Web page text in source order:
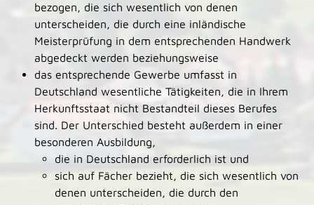
bezogen, die sich wesentlich von denen
unterscheiden, die durch eine inländische
Meisterprüfung in dem entsprechenden Handwerk
abgedeckt werden beziehungsweise
das entsprechende Gewerbe umfasst in
Deutschland wesentliche Tätigkeiten, die in Ihrem
Herkunftsstaat nicht Bestandteil dieses Berufes
sind. Der Unterschied besteht außerdem in einer
besonderen Ausbildung,
die in Deutschland erforderlich ist und
sich auf Fächer bezieht, die sich wesentlich von
denen unterscheiden, die durch den